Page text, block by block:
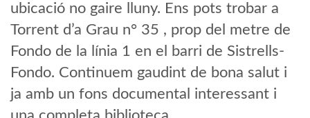
ubicació no gaire lluny. Ens pots trobar a
Torrent d’a Grau n° 35 , prop del metre de
Fondo de la línia 1 en el barri de Sistrells-
Fondo. Continuem gaudint de bona salut i
ja amb un fons documental interessant i